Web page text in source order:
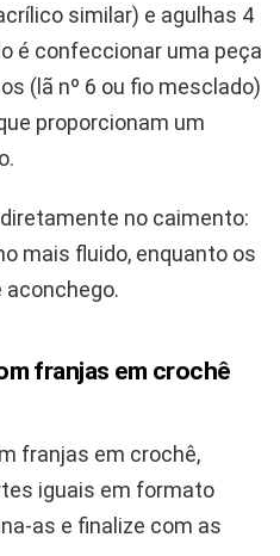
similar) e agulhas 4
é confeccionar uma peça
(lã nº 6 ou fio mesclado)
proporcionam um
no caimento:
mais fluido, enquanto os
franjas em crochê
franjas em crochê,
iguais em formato
as e finalize com as